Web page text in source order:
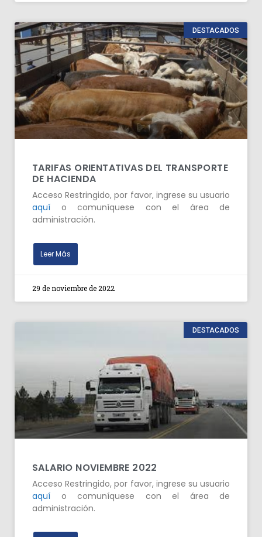
DESTACADOS
TARIFAS ORIENTATIVAS DEL TRANSPORTE
DE HACIENDA
Acceso Restringido, por favor, ingrese su usuario
aquí o comuníquese con el área de
administración.
Leer Más
29 de noviembre de 2022
DESTACADOS
SALARIO NOVIEMBRE 2022
Acceso Restringido, por favor, ingrese su usuario
aquí o comuníquese con el área de
administración.